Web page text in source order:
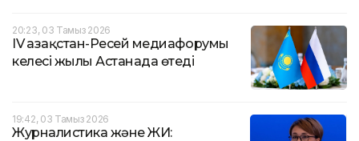
20:23, 03 Тамыз 2026
IV Қазақстан-Ресей медиафорумы
келесі жылы Астанада өтеді
19:42, 03 Тамыз 2026
Журналистика және ЖИ: